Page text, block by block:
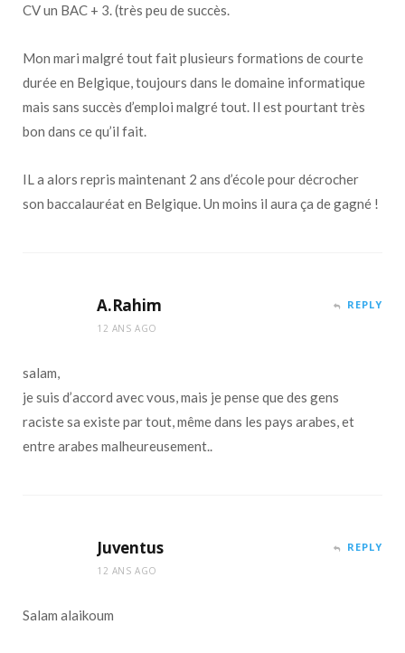
CV un BAC + 3. (très peu de succès.
Mon mari malgré tout fait plusieurs formations de courte
durée en Belgique, toujours dans le domaine informatique
mais sans succès d’emploi malgré tout. Il est pourtant très
bon dans ce qu’il fait.
IL a alors repris maintenant 2 ans d’école pour décrocher
son baccalauréat en Belgique. Un moins il aura ça de gagné !
A.Rahim
12 ANS AGO
REPLY
salam,
je suis d’accord avec vous, mais je pense que des gens
raciste sa existe par tout, même dans les pays arabes, et
entre arabes malheureusement..
Juventus
12 ANS AGO
REPLY
Salam alaikoum